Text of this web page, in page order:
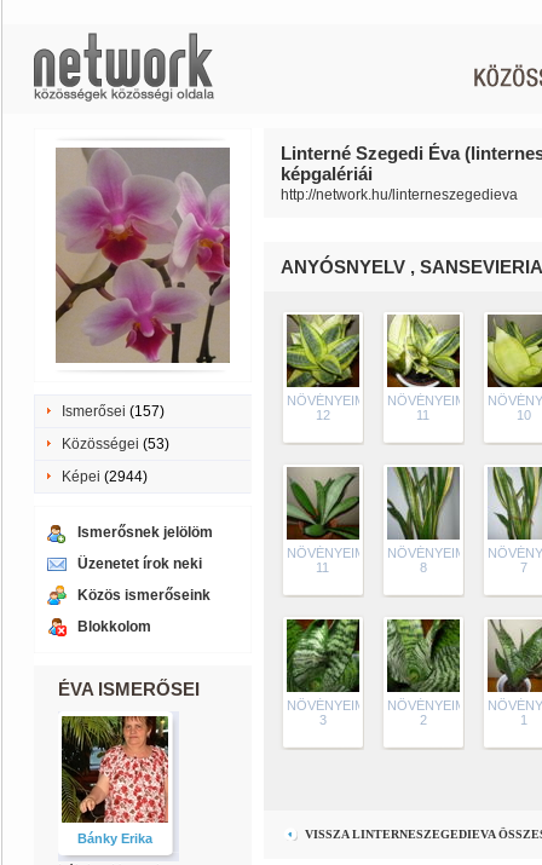
Ismerősei (157)
Közösségei (53)
Képei (2944)
Ismerősnek jelölöm
Üzenetet írok neki
Közös ismerőseink
Blokkolom
ÉVA ISMERŐSEI
Bánky Erika
Linterné Szegedi Éva
képgalériái
http://network.hu/linterneszegedieva
ANYÓSNYELV , SANSEVIERIA
NÖVÉNYEIM
12
NÖVÉNYEIM
11
10
NÖVÉNYEIM
11
NÖVÉNYEIM
8
7
NÖVÉNYEIM
3
NÖVÉNYEIM
2
1
VISSZA LINTERNESZEGEDIEVA